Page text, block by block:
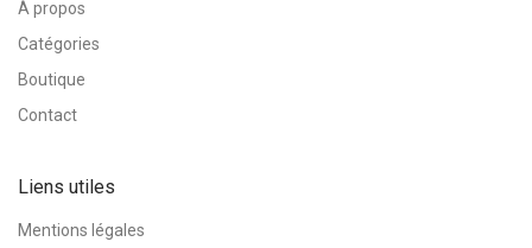
À propos
Catégories
Boutique
Contact
Liens utiles
Mentions légales